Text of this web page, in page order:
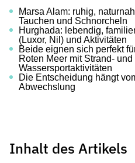
Marsa Alam: ruhig,
Tauchen und Schnorcheln
Hurghada: lebendig,
(Luxor, Nil) und Aktivitäten
Beide eignen sich perfekt
Roten Meer mit Strand-
Wassersportaktivitäten
Die Entscheidung hängt
Abwechslung
Inhalt des Artikels